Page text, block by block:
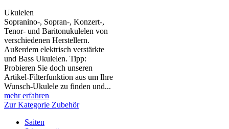
Ukulelen
Sopranino-, Sopran-, Konzert-,
Tenor- und Baritonukulelen von
verschiedenen Herstellern.
Außerdem elektrisch verstärkte
und Bass Ukulelen. Tipp:
Probieren Sie doch unseren
Artikel-Filterfunktion aus um Ihre
Wunsch-Ukulele zu finden und...
mehr erfahren
Zur Kategorie Zubehör
Saiten